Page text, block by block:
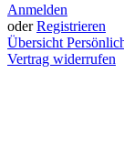
Anmelden
oderRegistrieren
Übersicht
Vertrag widerrufen